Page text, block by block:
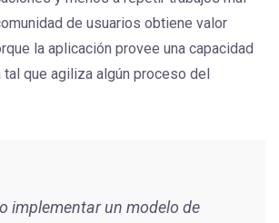
de usuarios obtiene valor
la aplicación provee una capacidad
tal que agiliza algún proceso del
implementar un modelo de